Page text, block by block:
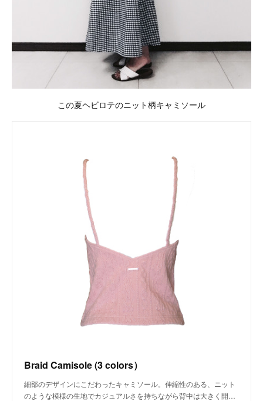
この夏ヘビロテのニット柄キャミソール
Braid Camisole (3 colors）
細部のデザインにこだわったキャミソール。伸縮性のある、ニット
のような模様の生地でカジュアルさを持ちながら背中は大きく開…